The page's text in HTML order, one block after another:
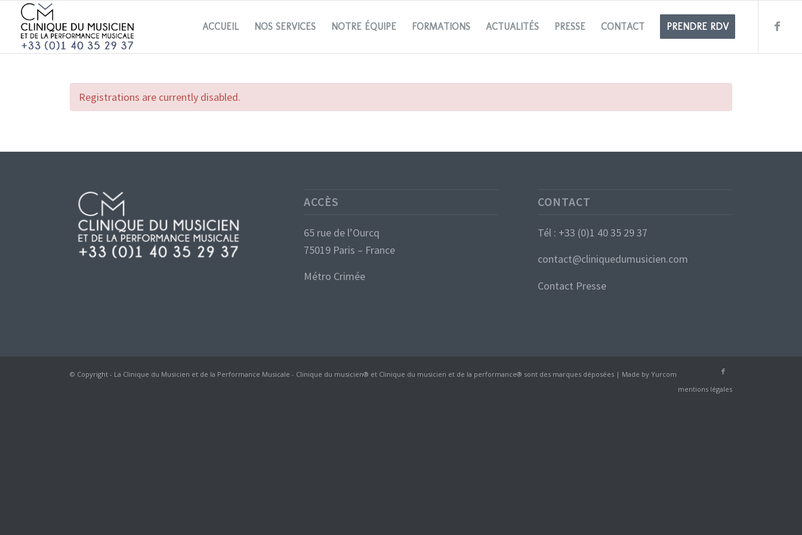
ACCUEIL NOS SERVICES NOTRE ÉQUIPE FORMATIONS ACTUALITÉS PRESSE CONTACT PRENDRE RDV
Registrations are currently disabled.
ACCÈS
65 rue de l’Ourcq
75019 Paris – France
Métro Crimée
CONTACT
Tél : +33 (0)1 40 35 29 37
contact@cliniquedumusicien.com
Contact Presse
© Copyright - La Clinique du Musicien et de la Performance Musicale - Clinique du musicien® et Clinique du musicien et de la performance® sont des marques déposées | Made byYurcom
mentions légales